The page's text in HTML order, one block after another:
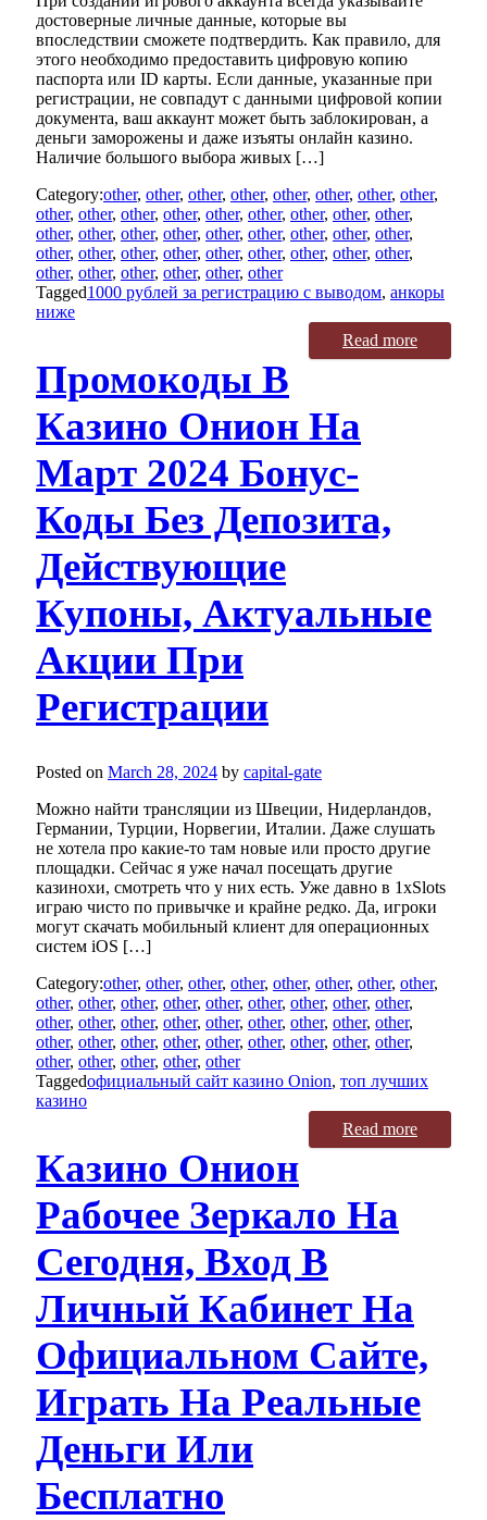
достоверные личные данные, которые вы
впоследствии сможете подтвердить. Как правило, для
этого необходимо предоставить цифровую копию
паспорта или ID карты. Если данные, указанные при
регистрации, не совпадут с данными цифровой копии
документа, ваш аккаунт может быть заблокирован, а
деньги заморожены и даже изъяты онлайн казино.
Наличие большого выбора живых […]
Category:other, other, other, other, other, other, other, other,
other, other, other, other, other, other, other, other, other,
other, other, other, other, other, other, other, other, other,
other, other, other, other, other, other, other, other, other,
other, other, other, other, other, other
Tagged1000 рублей за регистрацию с выводом, анкоры
ниже
Read more
Промокоды В
Казино Онион На
Март 2024 Бонус-
Коды Без Депозита,
Действующие
Купоны, Актуальные
Акции При
Регистрации
Posted on March 28, 2024 by capital-gate
Можно найти трансляции из Швеции, Нидерландов,
Германии, Турции, Норвегии, Италии. Даже слушать
не хотела про какие-то там новые или просто другие
площадки. Сейчас я уже начал посещать другие
казинохи, смотреть что у них есть. Уже давно в 1xSlots
играю чисто по привычке и крайне редко. Да, игроки
могут скачать мобильный клиент для операционных
систем iOS […]
Category:other, other, other, other, other, other, other, other,
other, other, other, other, other, other, other, other, other,
other, other, other, other, other, other, other, other, other,
other, other, other, other, other, other, other, other, other,
other, other, other, other, other
Taggedофициальный сайт казино Onion, топ лучших
казино
Read more
Казино Онион
Рабочее Зеркало На
Сегодня, Вход В
Личный Кабинет На
Официальном Сайте,
Играть На Реальные
Деньги Или
Бесплатно